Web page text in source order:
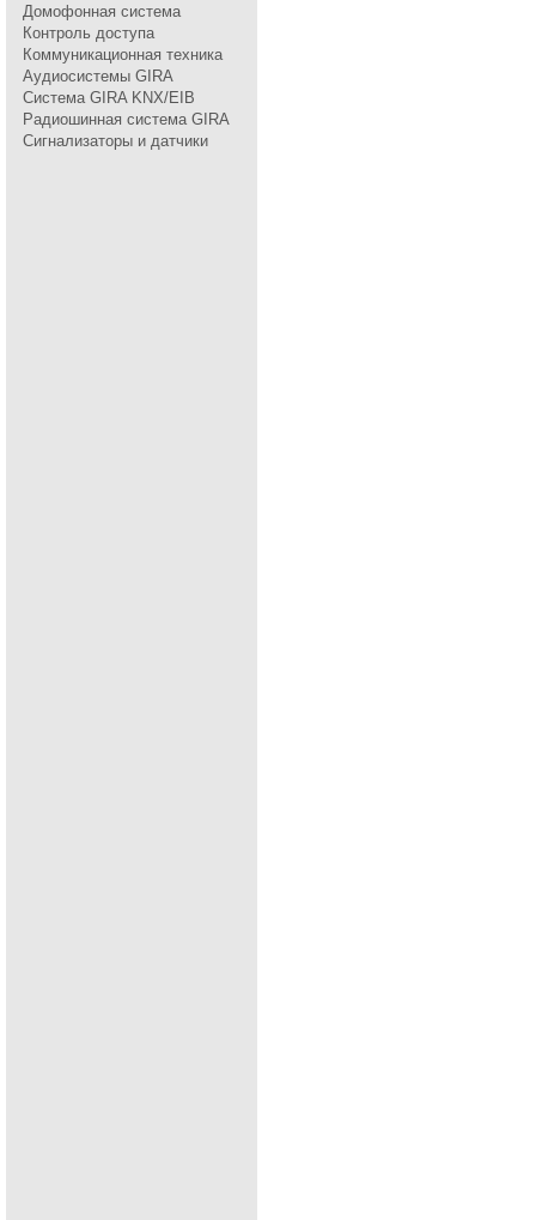
Домофонная система
Контроль доступа
Коммуникационная техника
Аудиосистемы GIRA
Система GIRA KNX/EIB
Радиошинная система GIRA
Сигнализаторы и датчики